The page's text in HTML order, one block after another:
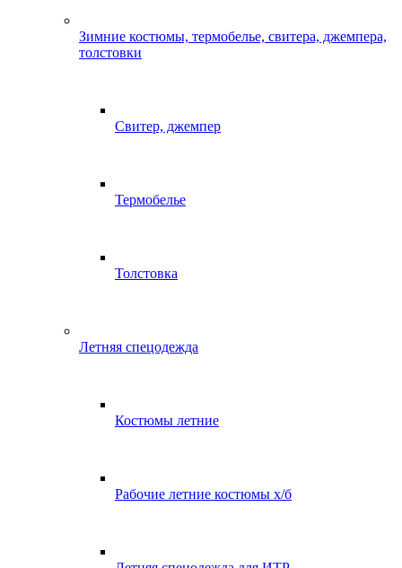
Зимние костюмы, термобелье, свитера, джемпера,
толстовки
Свитер, джемпер
Термобелье
Толстовка
Летняя спецодежда
Костюмы летние
Рабочие летние костюмы х/б